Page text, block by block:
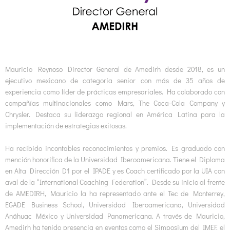
Mauricio Reynoso Director General de Amedirh desde 2018, es un
ejecutivo mexicano de categoría senior con más de 35 años de
experiencia como líder de prácticas empresariales. Ha colaborado con
compañías multinacionales como Mars, The Coca-Cola Company y
Chrysler. Destaca su liderazgo regional en América Latina para la
implementación de estrategias exitosas.
Ha recibido incontables reconocimientos y premios. Es graduado con
mención honorífica de la Universidad Iberoamericana. Tiene el Diploma
en Alta Dirección D1 por el IPADE y es Coach certificado por la UIA con
aval de la “International Coaching Federation”. Desde su inicio al frente
de AMEDIRH, Mauricio la ha representado ante el Tec de Monterrey,
EGADE Business School, Universidad Iberoamericana, Universidad
Anáhuac México y Universidad Panamericana. A través de Mauricio,
Amedirh ha tenido presencia en eventos como el Simposium del IMEF, el